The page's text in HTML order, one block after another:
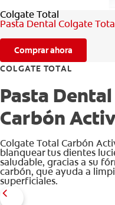
Colgate Total
Pasta Dental Colgate
Comprar ahora
COLGATE TOTAL
Pasta
Carbón
Colgate Total Carbón
blanquear tus dientes
saludable, gracias a su
carbón, que ayuda a
superficiales.